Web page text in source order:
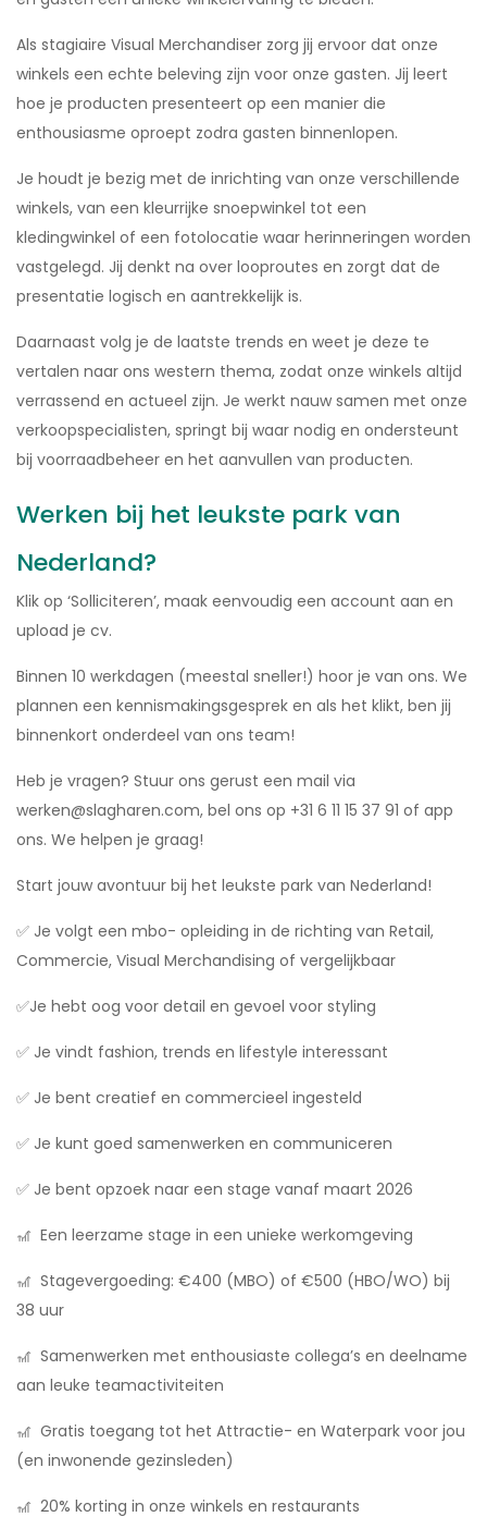
Als stagiaire Visual Merchandiser zorg jij ervoor dat onze
winkels een echte beleving zijn voor onze gasten. Jij leert
hoe je producten presenteert op een manier die
enthousiasme oproept zodra gasten binnenlopen.
Je houdt je bezig met de inrichting van onze verschillende
winkels, van een kleurrijke snoepwinkel tot een
kledingwinkel of een fotolocatie waar herinneringen worden
vastgelegd. Jij denkt na over looproutes en zorgt dat de
presentatie logisch en aantrekkelijk is.
Daarnaast volg je de laatste trends en weet je deze te
vertalen naar ons western thema, zodat onze winkels altijd
verrassend en actueel zijn. Je werkt nauw samen met onze
verkoopspecialisten, springt bij waar nodig en ondersteunt
bij voorraadbeheer en het aanvullen van producten.
Werken bij het leukste park van
Nederland?
Klik op ‘Solliciteren’, maak eenvoudig een account aan en
upload je cv.
Binnen 10 werkdagen (meestal sneller!) hoor je van ons. We
plannen een kennismakingsgesprek en als het klikt, ben jij
binnenkort onderdeel van ons team!
Heb je vragen? Stuur ons gerust een mail via
werken@slagharen.com, bel ons op +31 6 11 15 37 91 of app
ons. We helpen je graag!
Start jouw avontuur bij het leukste park van Nederland!
✅ Je volgt een mbo- opleiding in de richting van Retail,
Commercie, Visual Merchandising of vergelijkbaar
✅Je hebt oog voor detail en gevoel voor styling
✅ Je vindt fashion, trends en lifestyle interessant
✅ Je bent creatief en commercieel ingesteld
✅ Je kunt goed samenwerken en communiceren
✅ Je bent opzoek naar een stage vanaf maart 2026
🎢 Een leerzame stage in een unieke werkomgeving
🎢 Stagevergoeding: €400 (MBO) of €500 (HBO/WO) bij
38 uur
🎢 Samenwerken met enthousiaste collega’s en deelname
aan leuke teamactiviteiten
🎢 Gratis toegang tot het Attractie- en Waterpark voor jou
(en inwonende gezinsleden)
🎢 20% korting in onze winkels en restaurants